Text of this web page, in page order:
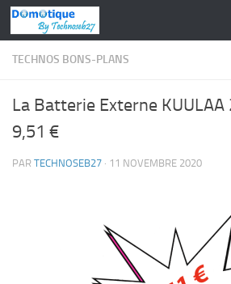
Skip to content
TECHNOS BONS-PLANS
La Batterie Externe
9,51 €
PAR TECHNOSEB27 · 11 NOVEMBRE 2020